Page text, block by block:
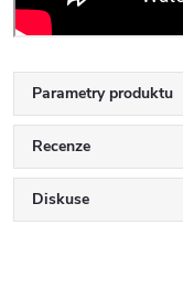
Parametry produktu
Recenze
Diskuse